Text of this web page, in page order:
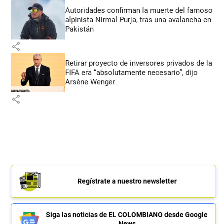
Autoridades confirman la muerte del famoso
alpinista Nirmal Purja, tras una avalancha en
Pakistán
share
Retirar proyecto de inversores privados de la
FIFA era “absolutamente necesario”, dijo
Arsène Wenger
share
Regístrate a nuestro newsletter
Siga las noticias de EL COLOMBIANO desde Google